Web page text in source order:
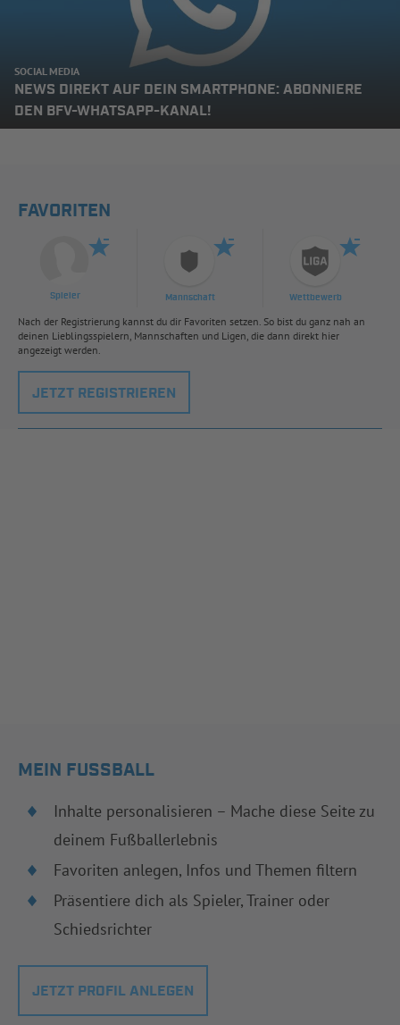
SOCIAL MEDIA
NEWS DIREKT AUF DEIN SMARTPHONE: ABONNIERE
DEN BFV-WHATSAPP-KANAL!
FAVORITEN
Spieler Mannschaft Wettbewerb
Nach der Registrierung kannst du dir Favoriten setzen. So bist du ganz nah an
deinen Lieblingsspielern, Mannschaften und Ligen, die dann direkt hier
angezeigt werden.
JETZT REGISTRIEREN
MEIN FUSSBALL
Inhalte personalisieren – Mache diese Seite zu
deinem Fußballerlebnis
Favoriten anlegen, Infos und Themen filtern
Präsentiere dich als Spieler, Trainer oder
Schiedsrichter
JETZT PROFIL ANLEGEN